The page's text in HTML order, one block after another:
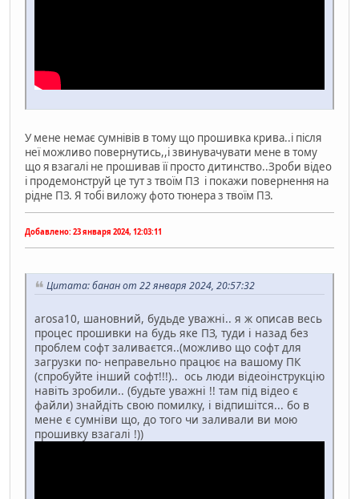
У мене немає сумнівів в тому що прошивка крива..і після
неї можливо повернутись,,і звинувачувати мене в тому
що я взагалі не прошивав її просто дитинство..Зроби відео
і продемонструй це тут з твоїм ПЗ і покажи повернення на
рідне ПЗ. Я тобі виложу фото тюнера з твоїм ПЗ.
Добавлено: 23 января 2024, 12:03:11
Цитата: банан от 22 января 2024, 20:57:32
arosa10, шановний, будьде уважні.. я ж описав весь
процес прошивки на будь яке ПЗ, туди і назад без
проблем софт заливаєтся..(можливо що софт для
загрузки по- неправельно працює на вашому ПК
(спробуйте інший софт!!!).. ось люди відеоінструкцію
навіть зробили.. (будьте уважні !! там під відео є
файли) знайдіть свою помилку, і відпишітся... бо в
мене є сумніви що, до того чи заливали ви мою
прошивку взагалі !))